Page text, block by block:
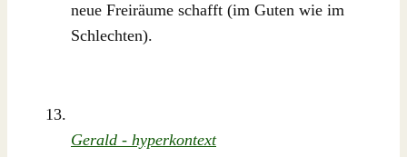
neue Freiräume schafft (im Guten wie im
Schlechten).
Gerald - hyperkontext